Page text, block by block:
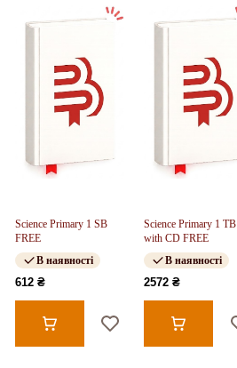
Science Primary 1 SB
FREE
В наявності
612 ₴
Science Primary 1 TB
with CD FREE
В наявності
2572 ₴